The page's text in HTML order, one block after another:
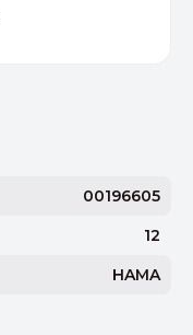
00196605
12
HAMA